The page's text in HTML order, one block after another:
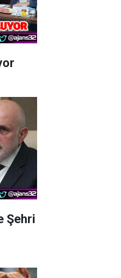
Şehri